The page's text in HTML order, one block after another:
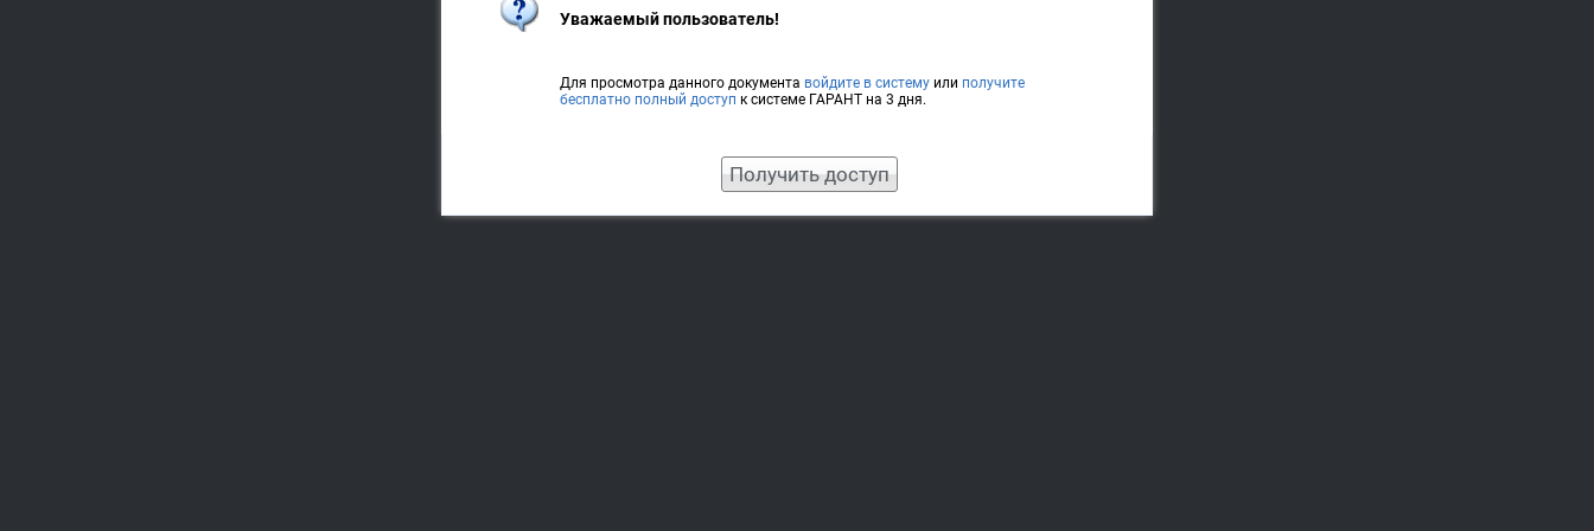
Уважаемый пользователь!
Для просмотра данного документа войдите в систему или получите
бесплатно полный доступ к системе ГАРАНТ на 3 дня.
Получить доступ